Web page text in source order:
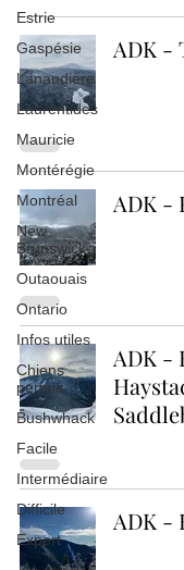
Estrie
Gaspésie
Lanaudière
Laurentides
Mauricie
Montérégie
Montréal
New
Brunswick
Outaouais
Ontario
Infos utiles
Chiens
permis
Bushwhack
Facile
Intermédiaire
Difficile
Expert
ADK -
ADK -
ADK -
ADK -